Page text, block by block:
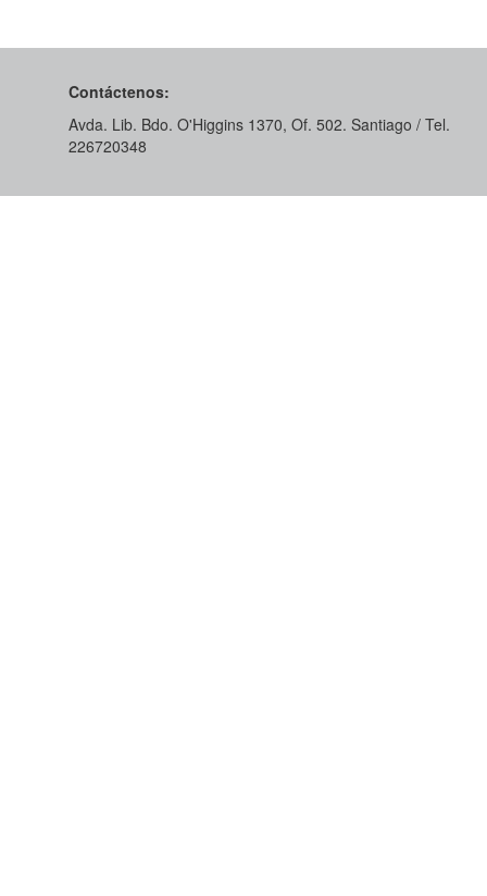
Contáctenos:
Avda. Lib. Bdo. O'Higgins 1370, Of. 502. Santiago / Tel.
226720348